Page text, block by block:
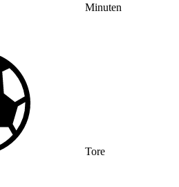
Minuten
Tore